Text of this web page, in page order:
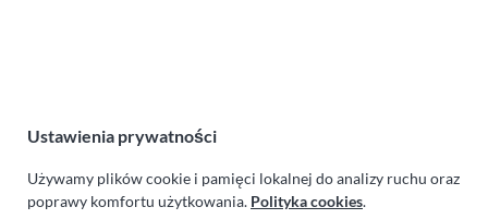
turboklinika.com.pl
Ustawienia prywatności
Używamy plików cookie i pamięci lokalnej do analizy ruchu oraz
poprawy komfortu użytkowania. Polityka cookies.